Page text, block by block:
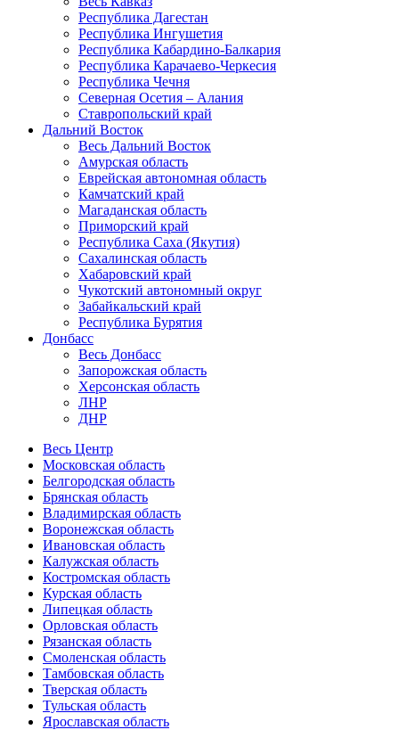
Республика Дагестан
Республика Ингушетия
Республика Кабардино-Балкария
Республика Карачаево-Черкесия
Республика Чечня
Северная Осетия – Алания
Ставропольский край
Дальний Восток
Весь Дальний Восток
Амурская область
Еврейская автономная область
Камчатский край
Магаданская область
Приморский край
Республика Саха (Якутия)
Сахалинская область
Хабаровский край
Чукотский автономный округ
Забайкальский край
Республика Бурятия
Донбасс
Весь Донбасс
Запорожская область
Херсонская область
ЛНР
ДНР
Весь Центр
Московская область
Белгородская область
Брянская область
Владимирская область
Воронежская область
Ивановская область
Калужская область
Костромская область
Курская область
Липецкая область
Орловская область
Рязанская область
Смоленская область
Тамбовская область
Тверская область
Тульская область
Ярославская область